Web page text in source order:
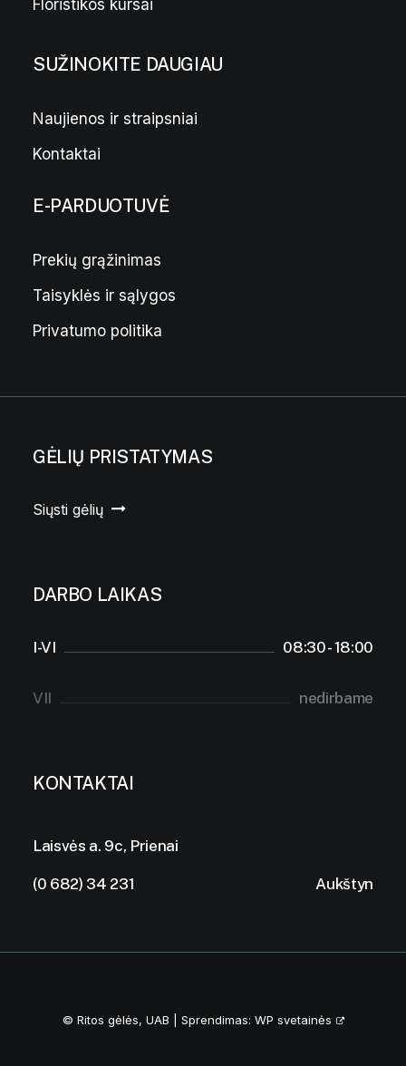
Floristikos kursai
SUŽINOKITE DAUGIAU
Naujienos ir straipsniai
Kontaktai
E-PARDUOTUVĖ
Prekių grąžinimas
Taisyklės ir sąlygos
Privatumo politika
GĖLIŲ PRISTATYMAS
Siųsti gėlių
DARBO LAIKAS
I-VI 08:30 - 18:00
VII nedirbame
KONTAKTAI
Laisvės a. 9c, Prienai
(0 682) 34 231 Aukštyn
© Ritos gėlės, UAB | Sprendimas: WP svetainės